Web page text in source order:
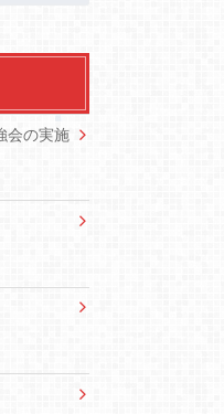
会の実施